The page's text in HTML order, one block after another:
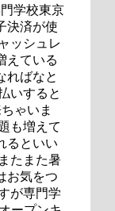
学校東京
決済が使
ッシュレ
えている
ればなと
いすると
ゃいま
も増えて
るといい
たまた暑
お気をつ
が専門学